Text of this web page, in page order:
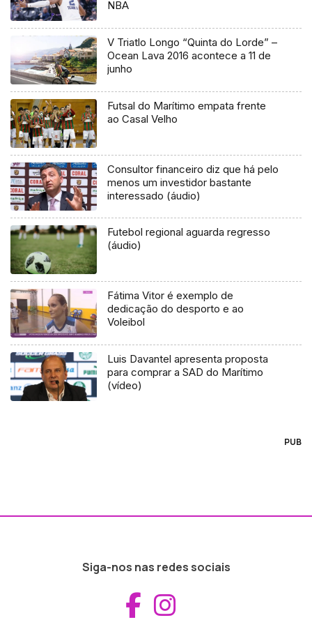
NBA
V Triatlo Longo “Quinta do Lorde” –
Ocean Lava 2016 acontece a 11 de
junho
Futsal do Marítimo empata frente
ao Casal Velho
Consultor financeiro diz que há pelo
menos um investidor bastante
interessado (áudio)
Futebol regional aguarda regresso
(áudio)
Fátima Vitor é exemplo de
dedicação do desporto e ao
Voleibol
Luis Davantel apresenta proposta
para comprar a SAD do Marítimo
(vídeo)
PUB
Siga-nos nas redes sociais
Aceder ao